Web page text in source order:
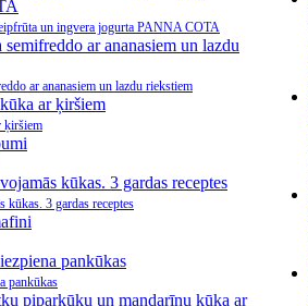
un ingvera jogurta PANNA COTA
ar ananasiem un lazdu riekstiem
ķiršiem
kūkas. 3 gardas receptes
pankūkas